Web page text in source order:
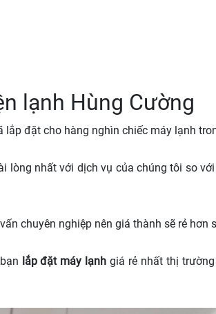
lạnh Hùng Cường
đặt cho hàng nghìn chiếc máy lạnh
lòng nhất với dịch vụ của chúng tôi so
chuyên nghiệp nên giá thành sẽ rẻ hơn
lắp đặt máy lạnh giá rẻ nhất thị